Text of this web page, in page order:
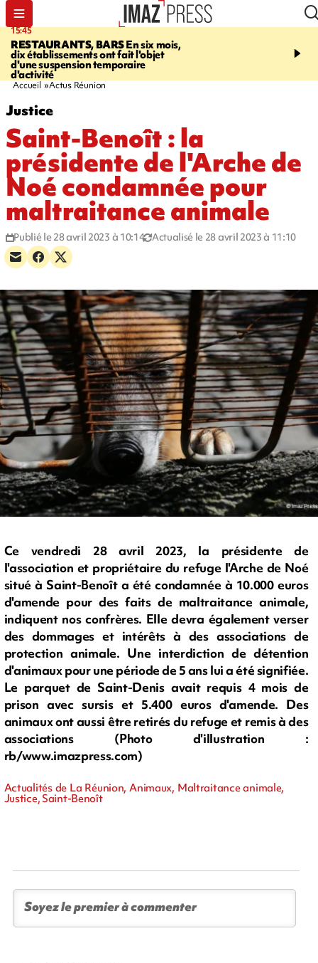
15:45
RESTAURANTS, BARSEn six mois,
dix établissements ont fait l'objet
d'une suspension temporaire
d'activité
17:17
Angeles, un homme vit
Accueil Actus Réunion
Justice
Saint-Benoît : la
présidente de l'Arche de
Noé condamnée pour
maltraitance animale
Publié le 28 avril 2023 à 10:14 Actualisé le 28 avril 2023 à 11:10
Ce vendredi 28 avril 2023, la présidente de
l'association et propriétaire du refuge l'Arche de Noé
situé à Saint-Benoît a été condamnée à 10.000 euros
d'amende pour des faits de maltraitance animale,
indiquent nos confrères. Elle devra également verser
des dommages et intérêts à des associations de
protection animale. Une interdiction de détention
d'animaux pour une période de 5 ans lui a été signifiée.
Le parquet de Saint-Denis avait requis 4 mois de
prison avec sursis et 5.400 euros d'amende. Des
animaux ont aussi être retirés du refuge et remis à des
associations (Photo d'illustration :
rb/www.imazpress.com)
Actualités de La Réunion, Animaux, Maltraitance animale,
Justice, Saint-Benoît